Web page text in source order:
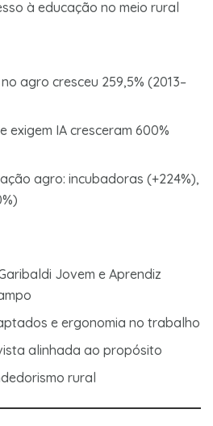
à educação no meio rural
agro cresceu 259,5% (2013–
exigem IA cresceram 600%
agro: incubadoras (+224%),
Jovem e Aprendiz
e ergonomia no trabalho
alinhada ao propósito
rural